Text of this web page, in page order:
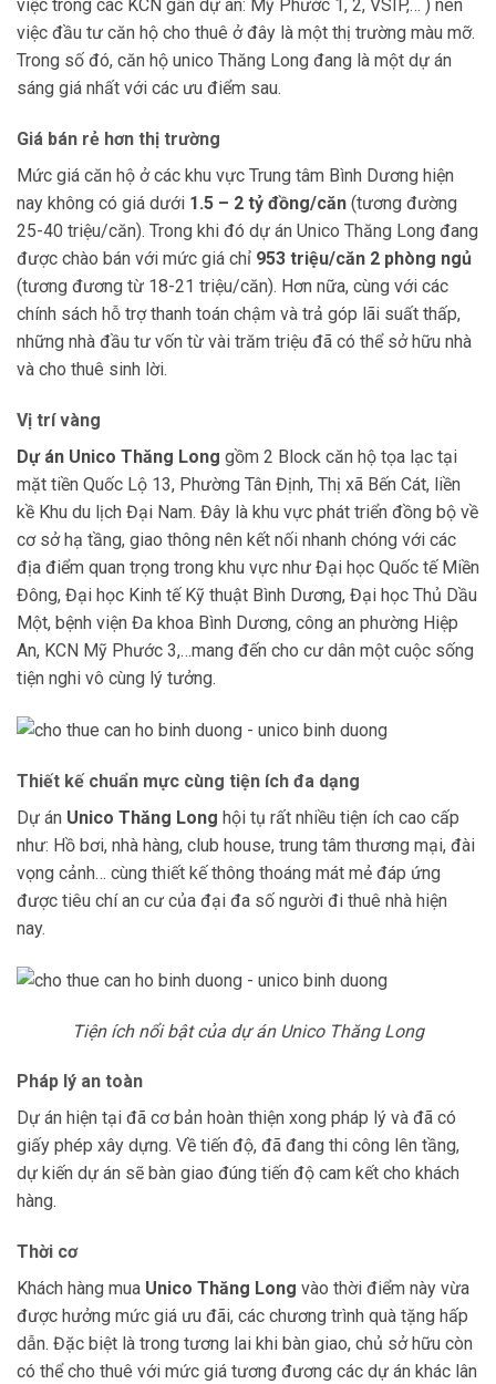
việc trong các KCN gần dự án: Mỹ Phước 1, 2, VSIP,… ) nên
việc đầu tư căn hộ cho thuê ở đây là một thị trường màu mỡ.
Trong số đó, căn hộ unico Thăng Long đang là một dự án
sáng giá nhất với các ưu điểm sau.
Giá bán rẻ hơn thị trường
Mức giá căn hộ ở các khu vực Trung tâm Bình Dương hiện
nay không có giá dưới 1.5 – 2 tỷ đồng/căn (tương đường
25-40 triệu/căn). Trong khi đó dự án Unico Thăng Long đang
được chào bán với mức giá chỉ 953 triệu/căn 2 phòng ngủ
(tương đương từ 18-21 triệu/căn). Hơn nữa, cùng với các
chính sách hỗ trợ thanh toán chậm và trả góp lãi suất thấp,
những nhà đầu tư vốn từ vài trăm triệu đã có thể sở hữu nhà
và cho thuê sinh lời.
Vị trí vàng
Dự án Unico Thăng Long gồm 2 Block căn hộ tọa lạc tại
mặt tiền Quốc Lộ 13, Phường Tân Định, Thị xã Bến Cát, liền
kề Khu du lịch Đại Nam. Đây là khu vực phát triển đồng bộ về
cơ sở hạ tầng, giao thông nên kết nối nhanh chóng với các
địa điểm quan trọng trong khu vực như Đại học Quốc tế Miền
Đông, Đại học Kinh tế Kỹ thuật Bình Dương, Đại học Thủ Dầu
Một, bệnh viện Đa khoa Bình Dương, công an phường Hiệp
An, KCN Mỹ Phước 3,…mang đến cho cư dân một cuộc sống
tiện nghi vô cùng lý tưởng.
Thiết kế chuẩn mực cùng tiện ích đa dạng
Dự án Unico Thăng Long hội tụ rất nhiều tiện ích cao cấp
như: Hồ bơi, nhà hàng, club house, trung tâm thương mại, đài
vọng cảnh… cùng thiết kế thông thoáng mát mẻ đáp ứng
được tiêu chí an cư của đại đa số người đi thuê nhà hiện
nay.
Tiện ích nổi bật của dự án Unico Thăng Long
Pháp lý an toàn
Dự án hiện tại đã cơ bản hoàn thiện xong pháp lý và đã có
giấy phép xây dựng. Về tiến độ, đã đang thi công lên tầng,
dự kiến dự án sẽ bàn giao đúng tiến độ cam kết cho khách
hàng.
Thời cơ
Khách hàng mua Unico Thăng Long vào thời điểm này vừa
được hưởng mức giá ưu đãi, các chương trình quà tặng hấp
dẫn. Đặc biệt là trong tương lai khi bàn giao, chủ sở hữu còn
có thể cho thuê với mức giá tương đương các dự án khác lân